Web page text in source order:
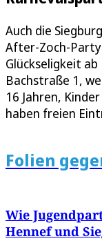
Auch die
After-Zoch-
Glückseligkeit
Bachstraße 1,
16 Jahren,
haben freien
Folien
Wie
Hennef und